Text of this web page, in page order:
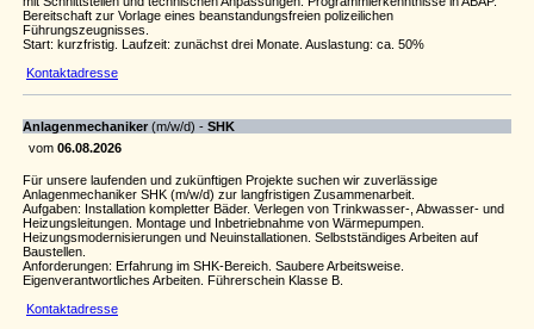
Bereitschaft zur Vorlage eines beanstandungsfreien polizeilichen
Führungszeugnisses.
Start: kurzfristig. Laufzeit: zunächst drei Monate. Auslastung: ca. 50%
Kontaktadresse
Anlagenmechaniker (m/w/d) - SHK
vom 06.08.2026
Für unsere laufenden und zukünftigen Projekte suchen wir zuverlässige
Anlagenmechaniker SHK (m/w/d) zur langfristigen Zusammenarbeit.
Aufgaben: Installation kompletter Bäder. Verlegen von Trinkwasser-, Abwasser- und
Heizungsleitungen. Montage und Inbetriebnahme von Wärmepumpen.
Heizungsmodernisierungen und Neuinstallationen. Selbstständiges Arbeiten auf
Baustellen.
Anforderungen: Erfahrung im SHK-Bereich. Saubere Arbeitsweise.
Eigenverantwortliches Arbeiten. Führerschein Klasse B.
Kontaktadresse